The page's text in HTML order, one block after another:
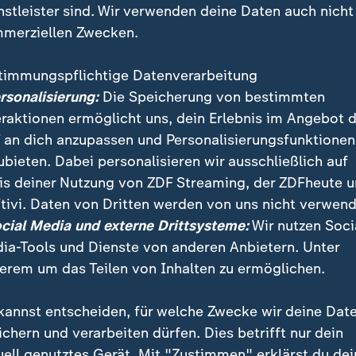
eine junge Fahrerin ein Auto, kam von der
Das Fahrzeug stoppte erst am Tresen. Drei
sind. Wir verwenden deine Daten auch nicht
Zwecken.
Datenverarbeitung
Die Speicherung von bestimmten
ermöglicht uns, dein Erlebnis im Angebot
an dich anzupassen und Personalisierungsfunktionen
Dabei personalisieren wir ausschließlich auf
deiner Nutzung von ZDF Streaming, der ZDFheute
Daten von Dritten werden von uns nicht
Media und externe Drittsysteme:Wir nutzen
Tools und Dienste von anderen Anbietern. Unter
um das Teilen von Inhalten zu ermöglichen.
entscheiden, für welche Zwecke wir deine
und verarbeiten dürfen. Dies betrifft nur dein